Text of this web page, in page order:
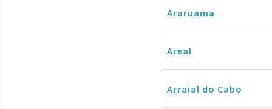
Araruama
Areal
Arraial do Cabo